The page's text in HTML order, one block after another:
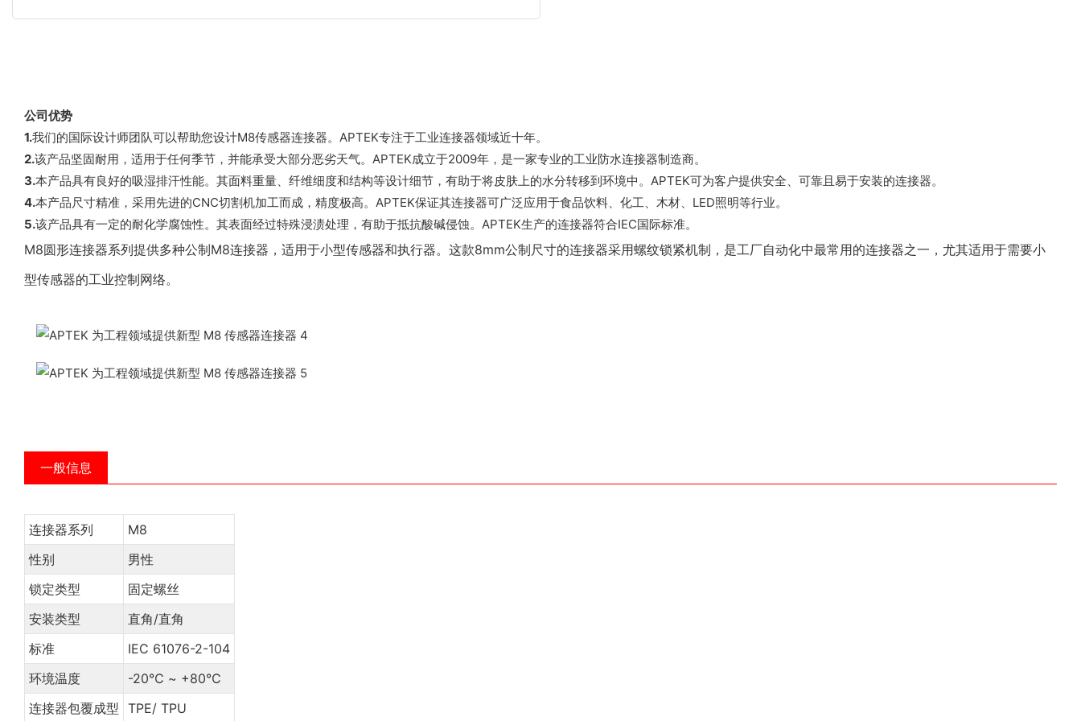
公司优势
1.我们的国际设计师团队可以帮助您设计M8传感器连接器。APTEK专注于工业连接器领域近十年。
2.该产品坚固耐用，适用于任何季节，并能承受大部分恶劣天气。APTEK成立于2009年，是一家专业的工业防水连接器制造商。
3.本产品具有良好的吸湿排汗性能。其面料重量、纤维细度和结构等设计细节，有助于将皮肤上的水分转移到环境中。APTEK可为客户提供安全、可靠且易于安装的连接器。
4.本产品尺寸精准，采用先进的CNC切割机加工而成，精度极高。APTEK保证其连接器可广泛应用于食品饮料、化工、木材、LED照明等行业。
5.该产品具有一定的耐化学腐蚀性。其表面经过特殊浸渍处理，有助于抵抗酸碱侵蚀。APTEK生产的连接器符合IEC国际标准。
M8圆形连接器系列提供多种公制M8连接器，适用于小型传感器和执行器。这款8mm公制尺寸的连接器采用螺纹锁紧机制，是工厂自动化中最常用的连接器之一，尤其适用于需要小
型传感器的工业控制网络。
一般信息
连接器系列
M8
性别
男性
锁定类型
固定螺丝
安装类型
直角/直角
标准
IEC 61076-2-104
环境温度
-20℃ ~ +80℃
连接器包覆成型 TPE/ TPU